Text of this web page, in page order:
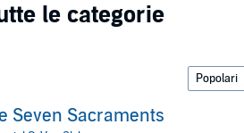
le categorie
Seven Sacraments